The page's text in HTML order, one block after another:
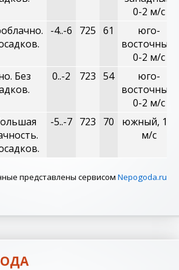
0-2 м/с
-4..-6 725 61
юго-
восточный,
0-2 м/с
Без
0..-2 723 54
юго-
восточный,
0-2 м/с
-5..-7 723 70
южный, 1-3
м/с
представлены сервисом Nepogoda.ru